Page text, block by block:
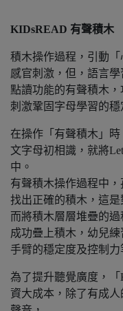
KIDsREAD 有聲積木
積木操作過程，引動
感官刺激，但，語言
點讀功能的有聲積木
刺激鞏固字母學習的穩
在操作「有聲積木」
文字母初相識，就將
中。
有聲積木操作過程中
找出正確的積木，這
而將積木層層堆疊的
成功疊上積木，幼兒
手臂的穩定度及控制力
為了提升聽覺廣度，「
資大成本，除了有成